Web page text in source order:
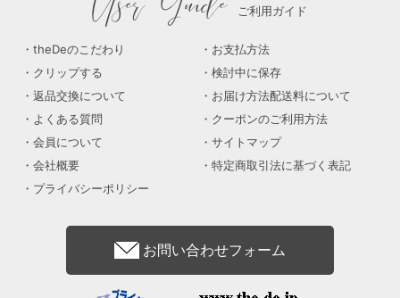
ご利用ガイド
theDeのこだわり
お支払方法
クリップする
検討中に保存
返品交換について
お届け方法配送料について
よくある質問
クーポンのご利用方法
会員について
サイトマップ
会社概要
特定商取引法に基づく表記
プライバシーポリシー
お問い合わせフォーム